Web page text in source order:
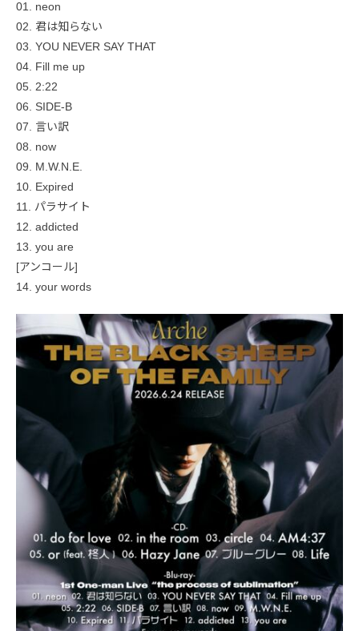
01. neon
02. 君は知らない
03. YOU NEVER SAY THAT
04. Fill me up
05. 2:22
06. SIDE-B
07. 言い訳
08. now
09. M.W.N.E.
10. Expired
11. パラサイト
12. addicted
13. you are
[アンコール]
14. your words